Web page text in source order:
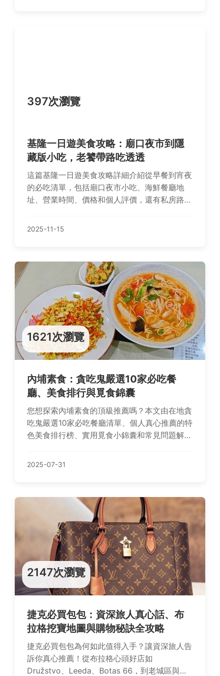
397次瀏覽
基隆一日遊美食攻略：廟口夜市到隱
藏版小吃，老饕帶路吃透透
這篇基隆一日遊美食攻略詳細介紹從早餐到宵夜
的必吃清單，包括廟口夜市小吃、海鮮餐廳地
址、營業時間、價格和個人評價，還有私房路線
探索，都能找到實用資訊，讓你輕鬆規劃完美美
2025-11-15
1621次瀏覽
內埔素食：貪吃鬼嚴選10家必吃餐
廳、美食排行與覓食錦囊
您想探索內埔素食的頂級推薦嗎？本文由在地貪
吃鬼嚴選10家必吃餐廳清單、個人真心推薦的特
色美食排行榜、實用覓食小錦囊和常見問題解
2025-07-31
2147次瀏覽
捷克必買包包：資深旅人真心話、布
拉格挖寶地圖與購物秘訣全攻略
捷克必買包包為何如此值得入手？讓資深旅人告
訴你真心推薦！從布拉格心頭好店如
Družstvo、Leeda、Botas 66，到老城區與小